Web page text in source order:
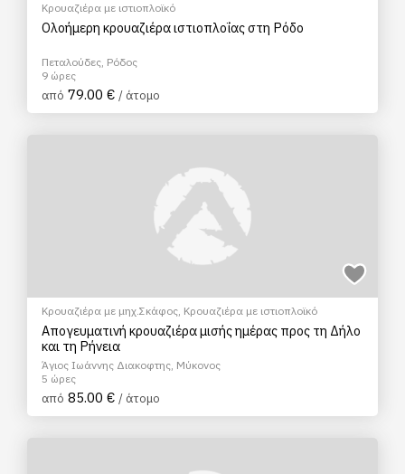
Κρουαζιέρα με ιστιοπλοϊκό
Ολοήμερη κρουαζιέρα ιστιοπλοΐας στη Ρόδο
Πεταλούδες, Ρόδος
9 ώρες
από 79.00 € / άτομο
Κρουαζιέρα με μηχ.Σκάφος, Κρουαζιέρα με ιστιοπλοϊκό
Απογευματινή κρουαζιέρα μισής ημέρας προς τη Δήλο
και τη Ρήνεια
Άγιος Ιωάννης Διακοφτης, Μύκονος
5 ώρες
από 85.00 € / άτομο